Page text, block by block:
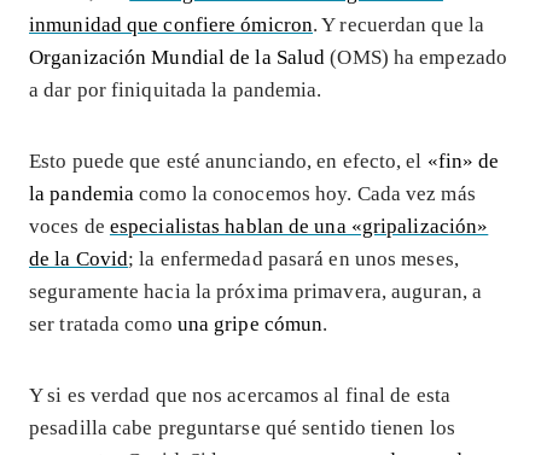
inmunidad que confiere ómicron. Y recuerdan que la
Organización Mundial de la Salud (OMS) ha empezado
a dar por finiquitada la pandemia.
Esto puede que esté anunciando, en efecto, el «fin» de
la pandemia como la conocemos hoy. Cada vez más
voces de especialistas hablan de una «gripalización»
de la Covid; la enfermedad pasará en unos meses,
seguramente hacia la próxima primavera, auguran, a
ser tratada como una gripe cómun.
Y si es verdad que nos acercamos al final de esta
pesadilla cabe preguntarse qué sentido tienen los